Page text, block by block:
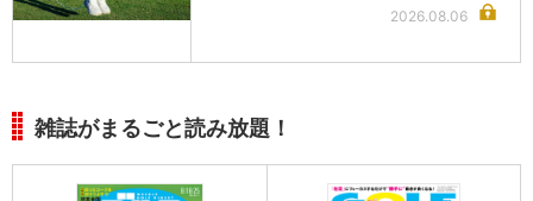
2026.08.06
雑誌がまるごと読み放題！